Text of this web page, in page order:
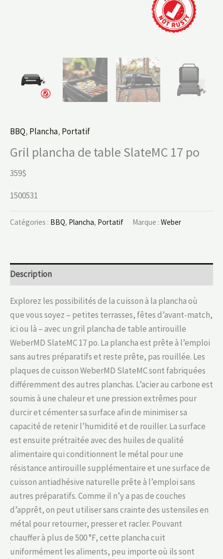
BBQ, Plancha, Portatif
Gril plancha de table SlateMC 17 po
359$
1500531
Catégories : BBQ, Plancha, Portatif Marque : Weber
Description
Explorez les possibilités de la cuisson à la plancha où
que vous soyez – petites terrasses, fêtes d’avant-match,
ici ou là – avec un gril plancha de table antirouille
WeberMD SlateMC 17 po. La plancha est prête à l’emploi
sans autres préparatifs et reste prête, pas rouillée. Les
plaques de cuisson WeberMD SlateMC sont fabriquées
différemment des autres planchas. L’acier au carbone est
soumis à une chaleur et une pression extrêmes pour
durcir et cémenter sa surface afin de minimiser sa
capacité de retenir l’humidité et de rouiller. La surface
est ensuite prétraitée avec des huiles de qualité
alimentaire qui conditionnent le métal pour une
résistance antirouille supplémentaire et une surface de
cuisson antiadhésive naturelle prête à l’emploi sans
autres préparatifs. Comme il n’y a pas de couches
d’apprêt, on peut utiliser sans crainte des ustensiles en
métal pour retourner, presser et racler. Pouvant
chauffer à plus de 500 °F, cette plancha cuit
uniformément les aliments, peu importe où ils sont